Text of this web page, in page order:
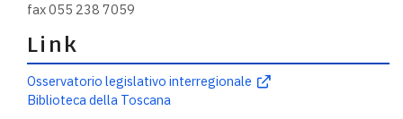
fax 055 238 7059
Link
Osservatorio legislativo interregionale
Biblioteca della Toscana